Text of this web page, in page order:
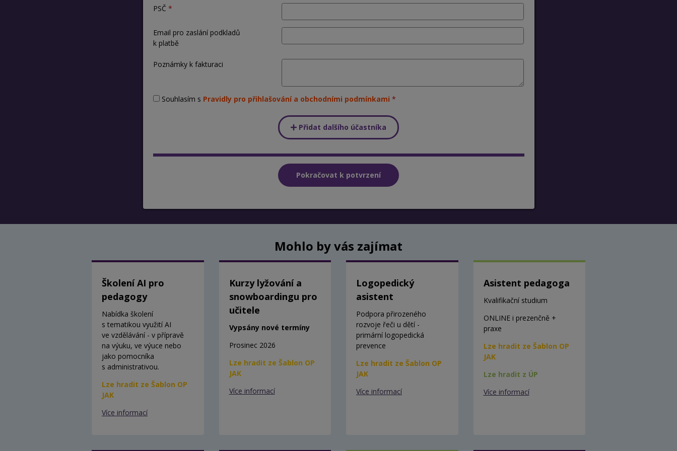
PSČ
Email pro zaslání podkladů
k platbě
Poznámky k fakturaci
Souhlasím s Pravidly pro přihlašování a obchodními podmínkami
Přidat dalšího účastníka
Mohlo by vás zajímat
Školení AI pro
pedagogy
Nabídka školení
s tematikou využití AI
ve vzdělávání - v přípravě
na výuku, ve výuce nebo
jako pomocníka
s administrativou.
Lze hradit ze Šablon OP
JAK
Více informací
Kurzy lyžování a
snowboardingu pro
učitele
Vypsány nové termíny
Prosinec 2026
Lze hradit ze Šablon OP
JAK
Více informací
Logopedický
asistent
Podpora přirozeného
rozvoje řeči u dětí -
primární logopedická
prevence
Lze hradit ze Šablon OP
JAK
Více informací
Asistent pedagoga
Kvalifikační studium
ONLINE i prezenčně +
praxe
Lze hradit ze Šablon OP
JAK
Lze hradit z ÚP
Více informací